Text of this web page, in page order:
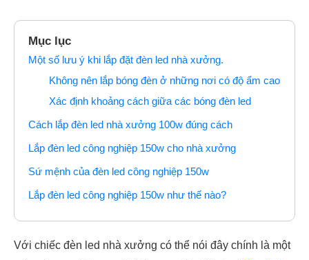
Mục lục
Một số lưu ý khi lắp đặt đèn led nhà xưởng.
Không nên lắp bóng đèn ở những nơi có độ ẩm cao
Xác định khoảng cách giữa các bóng đèn led
Cách lắp đèn led nhà xưởng 100w đúng cách
Lắp đèn led công nghiệp 150w cho nhà xưởng
Sứ mệnh của đèn led công nghiệp 150w
Lắp đèn led công nghiệp 150w như thế nào?
Với chiếc đèn led nhà xưởng có thể nói đây chính là một